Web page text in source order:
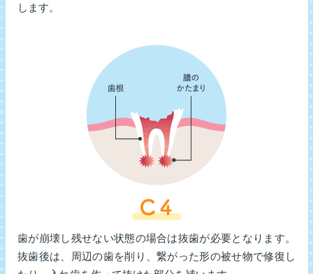
します。
歯が崩壊し残せない状態の場合は抜歯が必要となります。
抜歯後は、周辺の歯を削り、繋がった形の被せ物で修復し